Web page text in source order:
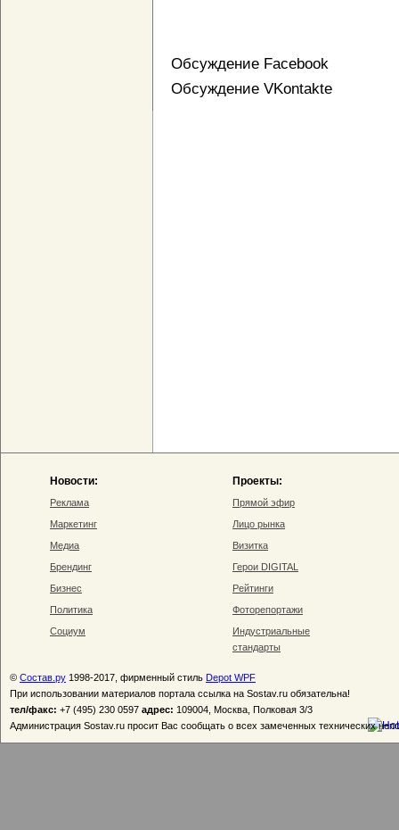
Обсуждение Facebook
Обсуждение VKontakte
Новости:
Реклама
Маркетинг
Медиа
Брендинг
Бизнес
Политика
Социум
Проекты:
Прямой эфир
Лицо рынка
Визитка
Герои DIGITAL
Рейтинги
Фоторепортажи
Индустриальные
стандарты
© Состав.ру 1998-2017, фирменный стиль Depot WPF
При использовании материалов портала ссылка на Sostav.ru обязательна!
тел/факс: +7 (495) 230 0597 адрес: 109004, Москва, Полковая 3/3
Администрация Sostav.ru просит Вас сообщать о всех замеченных технических